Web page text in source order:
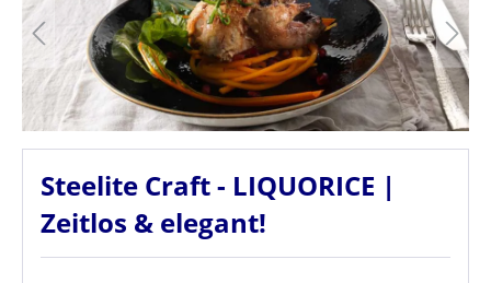
Steelite Craft - LIQUORICE |
Zeitlos & elegant!